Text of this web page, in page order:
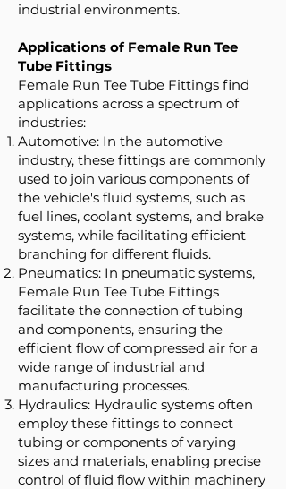
industrial environments.
Applications of Female Run Tee
Tube Fittings
Female Run Tee Tube Fittings find
applications across a spectrum of
industries:
Automotive: In the automotive
industry, these fittings are commonly
used to join various components of
the vehicle's fluid systems, such as
fuel lines, coolant systems, and brake
systems, while facilitating efficient
branching for different fluids.
Pneumatics: In pneumatic systems,
Female Run Tee Tube Fittings
facilitate the connection of tubing
and components, ensuring the
efficient flow of compressed air for a
wide range of industrial and
manufacturing processes.
Hydraulics: Hydraulic systems often
employ these fittings to connect
tubing or components of varying
sizes and materials, enabling precise
control of fluid flow within machinery